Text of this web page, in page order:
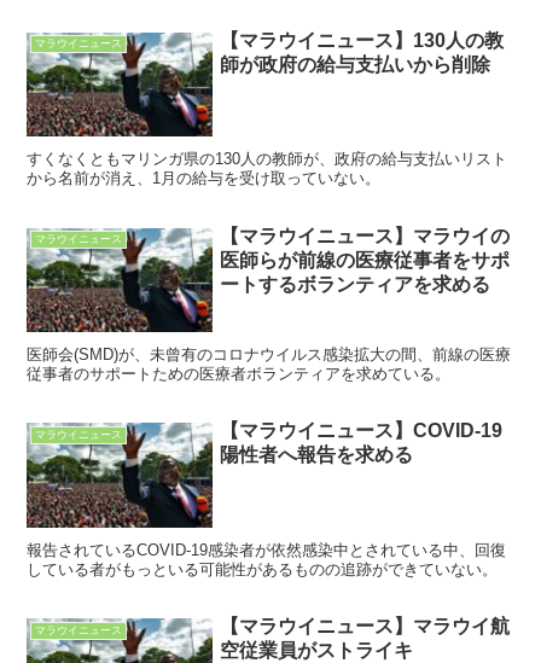
マラウイニュース
【マラウイニュース】130人の教
師が政府の給与支払いから削除
すくなくともマリンガ県の130人の教師が、政府の給与支払いリスト
から名前が消え、1月の給与を受け取っていない。
マラウイニュース
【マラウイニュース】マラウイの
医師らが前線の医療従事者をサポ
ートするボランティアを求める
医師会(SMD)が、未曾有のコロナウイルス感染拡大の間、前線の医療
従事者のサポートための医療者ボランティアを求めている。
マラウイニュース
【マラウイニュース】COVID-19
陽性者へ報告を求める
報告されているCOVID-19感染者が依然感染中とされている中、回復
している者がもっといる可能性があるものの追跡ができていない。
マラウイニュース
【マラウイニュース】マラウイ航
空従業員がストライキ